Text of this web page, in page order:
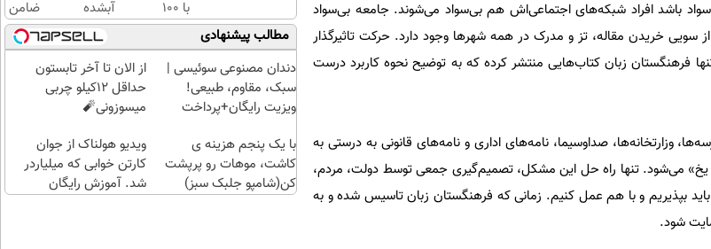
باشد افراد شبکه‌های اجتماعی‌اش هم بی‌سواد می‌شوند. جامعه بی‌سواد
سویی خریدن مقاله، تز و مدرک در همه شهرها وجود دارد. حرکت تاثیرگذار
فرهنگستان زبان کتاب‌هایی منتشر کرده که به توضیح نحوه‌ کاربرد درست
‌وزارتخانه‌ها‌، صداوسیما‌، نامه‌های اداری و نامه‌های قانونی به درستی به
می‌شود. تنها راه حل این مشکل، تصمیم‌گیری جمعی توسط دولت، مردم،
بپذیریم و با هم عمل کنیم. زمانی که فرهنگستان زبان تاسیس شده و به
شود.
🧨
بخری؟
با ۱۰۰
هزارتومان
(امن و
راحت)
آبشده
حتی با
۱۰۰هزارتومان
ضامن
تا 100
میلیون
اعتبار
مطالب پیشنهادی
دندان مصنوعی سوئیسی |
سبک، مقاوم، طبیعی!
ویزیت رایگان+پرداخت
از الان تا آخر تابستون
حداقل 12کیلو چربی
میسوزونی🧨
با یک پنجم هزینه ی
کاشت، موهات رو پرپشت
کن(شامپو جلبک سبز)
ویدیو هولناک از جوان
کارتن خوابی که میلیاردر
شد. آموزش رایگان